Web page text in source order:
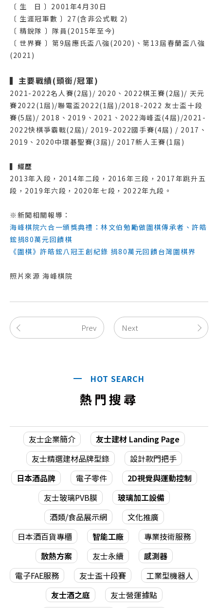
〔 生 日 〕2001年4月30日
〔 生涯冠軍數 〕27(含非公式戰 2)
〔 精銳隊 〕隊員(2015年至今)
〔 世界賽 〕第9屆應氏盃八強(2020)、第13屆春蘭盃八強
(2021)
▍主要戰績(頭銜/冠軍)
2021-2022名人賽(2屆)/ 2020、2022棋王賽(2屆)/ 天元
賽2022(1屆)/聯電盃2022(1屆)/2018-2022 友士盃十段
賽(5屆)/ 2018、2019、2021、2022海峰盃(4屆)/2021-
2022快棋爭霸戰(2屆)/ 2019-2022國手賽(4屆) / 2017、
2019、2020中環碁聖賽(3屆)/ 2017新人王賽(1屆)
▍經歷
2013年入段，2014年二段，2016年三段，2017年跳升五
段，2019年六段，2020年七段，2022年九段。
※新聞相關報導：
海峰棋院六合一頒獎典禮：林文伯勉勵做圍棋傳承者、許皓
鋐捐80萬元回饋棋
《圍棋》許皓鋐八冠王創紀錄 捐80萬元回饋台灣圍棋界
照片來源 海峰棋院
Prev Next
HOT SEARCH
熱門搜尋
友士企業簡介
友士建材 Landing Page
友士精選建材品牌型錄
設計款門把手
日本酒品牌
電子零件
2D視覺與運動控制
友士玻璃PVB膜
玻璃加工設備
酒類/食品展示網
文化推廣
日本酒百貨專櫃
智能工廠
專業技術服務
散熱方案
友士永續
感測器
電子FAE服務
友士盃十段賽
工業型機器人
友士酒之庭
友士營運據點